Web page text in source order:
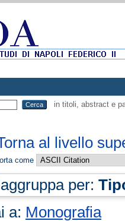
in titoli, abstract e
al livello
come
per:
a: Monografia